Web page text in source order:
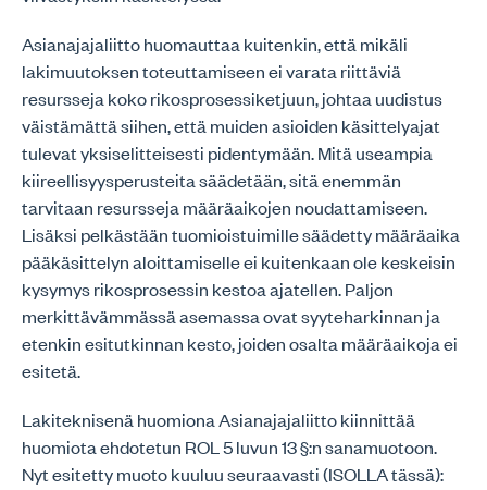
Asianajajaliitto huomauttaa kuitenkin, että mikäli
lakimuutoksen toteuttamiseen ei varata riittäviä
resursseja koko rikosprosessiketjuun, johtaa uudistus
väistämättä siihen, että muiden asioiden käsittelyajat
tulevat yksiselitteisesti pidentymään. Mitä useampia
kiireellisyysperusteita säädetään, sitä enemmän
tarvitaan resursseja määräaikojen noudattamiseen.
Lisäksi pelkästään tuomioistuimille säädetty määräaika
pääkäsittelyn aloittamiselle ei kuitenkaan ole keskeisin
kysymys rikosprosessin kestoa ajatellen. Paljon
merkittävämmässä asemassa ovat syyteharkinnan ja
etenkin esitutkinnan kesto, joiden osalta määräaikoja ei
esitetä.
Lakiteknisenä huomiona Asianajajaliitto kiinnittää
huomiota ehdotetun ROL 5 luvun 13 §:n sanamuotoon.
Nyt esitetty muoto kuuluu seuraavasti (ISOLLA tässä):